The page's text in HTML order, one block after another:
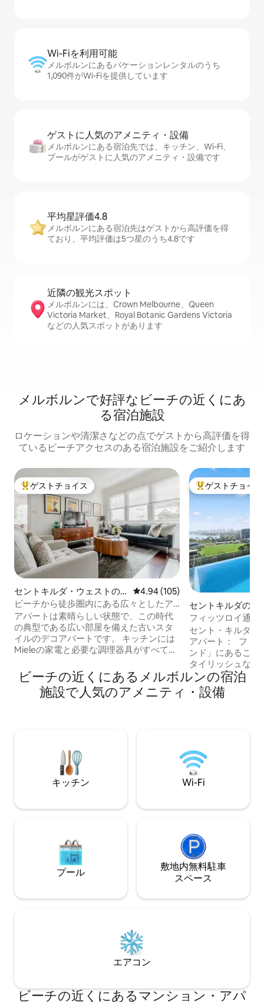
Wi-Fiを利⁠用⁠可⁠能
メルボルンにあるバケーションレンタルのうち
1,090件がWi-Fiを提供しています
ゲストに人⁠気⁠のア⁠メ⁠ニ⁠テ⁠ィ・設⁠備
メルボルンにある宿泊先では、キッチン、Wi-Fi、
プールがゲストに人気のアメニティ・設備です
平均星評価4.8
メルボルンにある宿泊先はゲストから高評価を得
ており、平均評価は5つ星のうち4.8です
近隣の観光ス⁠ポ⁠ッ⁠ト
メルボルンには、Crown Melbourne、Queen
Victoria Market、Royal Botanic Gardens Victoria
などの人気スポットがあります
メルボルンで好評なビーチの近くにあ
る宿泊施設
ロケーションや清潔さなどの点でゲストから高評価を得
ているビーチアクセスのある宿泊施設をご紹介します
大好評のゲストチョイスです。
ゲストチョイス
セントキルダ・ウェストの
マンション・アパート
レビュー105件、5つ星中4.94つ
4.94 (105)
ビーチから徒歩圏内にある広々としたア
ールデコ風アパート
アパートは素晴らしい状態で、この時代
の典型である広い部屋を備えた古いスタ
イルのデコアパートです。 キッチンには
Mieleの家電と必要な調理器具がすべて揃
暖炉があります。 湾の素敵な眺めも楽し
めます。 アパートは、独立したキッチ
ン、ダイニングルーム、ラウンジルー
ー設備を含む追加の部屋があります。 滞
在中はいつでも携帯電話でゲストの皆様
にご連絡いたします。 宿泊施設でお迎え
し、快適にお過ごしいただくようにお手
場合は鍵を鍵ボックスに入れておくこと
自然と文化の両方の楽しみに近いです。
有名なビーコンズフィールド・パレー
ド・プロムナードを散歩したり、セン
ト・キルダ・シー・バスでリラックスし
ーナへの便利な交通機関を利用したり、
トのすぐ裏には12番の路面電車が走って
おり、市内につながっています。 サウス
メルボルンを通り、コリンズストリート
沿いに走っているので、テニスセンター
分の場所にある96番は、バークストリー
トを下りてカールトンとフィッツロイに
大好評のゲスト
ゲストチョイス
セントキルダのマ
ン・アパート
フィッツロイ通り
ートスタイル。
セント・キルダの
アパート： フィッツロイ通りの「パリエ
ンド」にあるこの
タイリッシュな滞
い。リビング/ダ
ン、2つの寝室を
ーでリラックス
パーク、CBDへ
できる理想的なロ
スペースは1台分
用駐車スペースもありま
能です。
ビーチの近くにあるメルボルンの宿泊
施設で人気のアメニティ・設備
キッチン Wi-Fi
プール
敷地内無料駐⁠車
ス⁠ペ⁠ー⁠ス
エアコン
ビーチの近くにあるマンション・アパ